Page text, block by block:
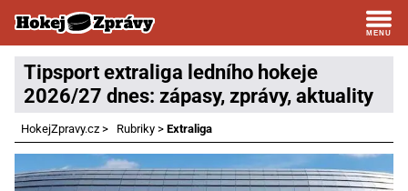
Tipsport extraliga ledního hokeje
2026/27 dnes: zápasy, zprávy, aktuality
HokejZpravy.cz > Rubriky > Extraliga